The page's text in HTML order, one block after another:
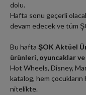
dolu.
Hafta sonu geçerli
devam edecek ve tüm
Bu hafta ŞOK Aktüel
ürünleri, oyuncaklar
Hot Wheels, Disney,
katalog, hem
nitelikte.